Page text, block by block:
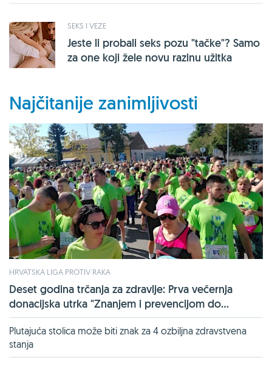
SEKS I VEZE
Jeste li probali seks pozu "tačke"? Samo
za one koji žele novu razinu užitka
Najčitanije zanimljivosti
HRVATSKA LIGA PROTIV RAKA
Deset godina trčanja za zdravlje: Prva večernja
donacijska utrka "Znanjem i prevencijom do...
Plutajuća stolica može biti znak za 4 ozbiljna zdravstvena
stanja